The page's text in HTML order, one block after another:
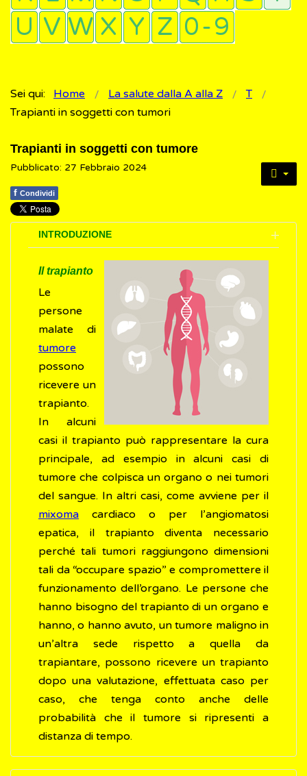
Sei qui: Home La salute dalla A alla Z
T
Trapianti in soggetti con tumori
Trapianti in soggetti con tumore
Pubblicato: 27 Febbraio 2024
f Condividi
INTRODUZIONE
Il trapianto
Le
persone
malate di
tumore
possono
ricevere un
trapianto.
In alcuni
casi il trapianto può rappresentare la cura
principale, ad esempio in alcuni casi di
tumore che colpisca un organo o nei tumori
del sangue. In altri casi, come avviene per il
mixoma cardiaco o per l’angiomatosi
epatica, il trapianto diventa necessario
perché tali tumori raggiungono dimensioni
tali da “occupare spazio” e compromettere il
funzionamento dell’organo. Le persone che
hanno bisogno del trapianto di un organo e
hanno, o hanno avuto, un tumore maligno in
un’altra sede rispetto a quella da
trapiantare, possono ricevere un trapianto
dopo una valutazione, effettuata caso per
caso, che tenga conto anche delle
probabilità che il tumore si ripresenti a
distanza di tempo.